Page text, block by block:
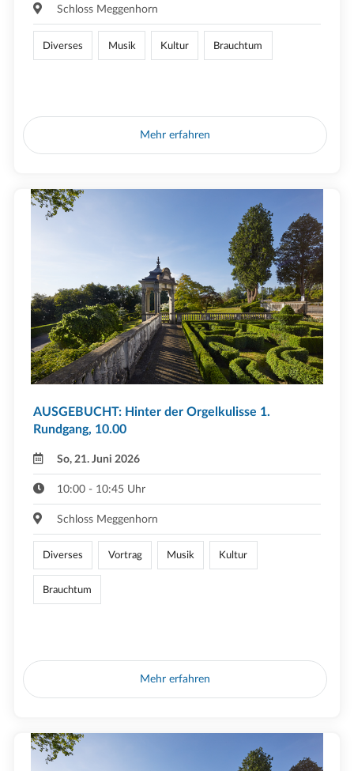
Schloss Meggenhorn
Diverses Musik Kultur Brauchtum
Mehr erfahren
AUSGEBUCHT: Hinter der Orgelkulisse 1.
Rundgang, 10.00
So, 21. Juni 2026
10:00 - 10:45 Uhr
Schloss Meggenhorn
Diverses Vortrag Musik Kultur
Brauchtum
Mehr erfahren